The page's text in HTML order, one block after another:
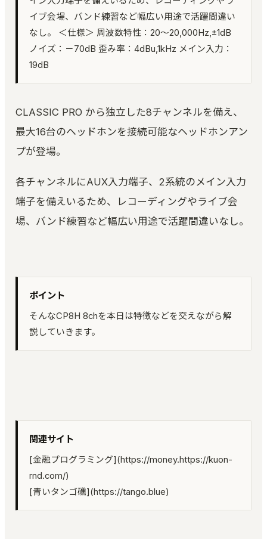
KUON ANALYZER
オーディオアナライザー｜LUFS・スペクトラム・8
KUON MONTAGE
クラシックのテイク編集｜いちばん良い部分を縫い
帯域別マキシマイザー｜音を大きく、音を変えず
KUON PIANO
ピアノ調律｜ブラウザで精密チューニング
合言葉方式のチーム編集｜3 人と録音を編集
空音ルック
3D LUT 33 本｜ブラウザで適用・DaVinci 用 .cube
イブ会場、バンド練習など幅広い用途で活躍間違い
なし。 ＜仕様＞ 周波数特性：20～20,000Hz,±1dB
ノイズ：－70dB 歪み率：4dBu,1kHz メイン入力：
19dB
CLASSIC PRO から独立した8チャンネルを備え、
最大16台のヘッドホンを接続可能なヘッドホンアン
プが登場。
各チャンネルにAUX入力端子、2系統のメイン入力
端子を備えいるため、レコーディングやライブ会
場、バンド練習など幅広い用途で活躍間違いなし。
ポイント
そんなCP8H 8chを本日は特徴などを交えながら解
説していきます。
関連サイト
[金融プログラミング](https://money.https://kuon-
rnd.com/)
[青いタンゴ礁](https://tango.blue)